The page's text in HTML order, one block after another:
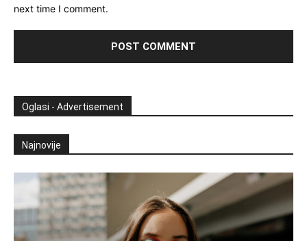
next time I comment.
Oglasi - Advertisement
Najnovije